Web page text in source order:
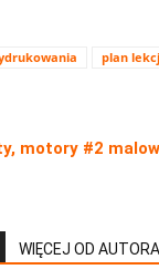
plan
motory #2
WIĘCEJ OD AUTORA